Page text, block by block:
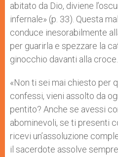
abitato da Dio, diviene
infernale» (p. 33). Questa
conduce inesorabilmente
per guarirla e spezzare la
ginocchio davanti alla croce.
«Non ti sei mai chiesto per
confessi, vieni assolto da
pentito? Anche se avessi
abominevoli, se ti presenti
ricevi un’assoluzione
il sacerdote assolve